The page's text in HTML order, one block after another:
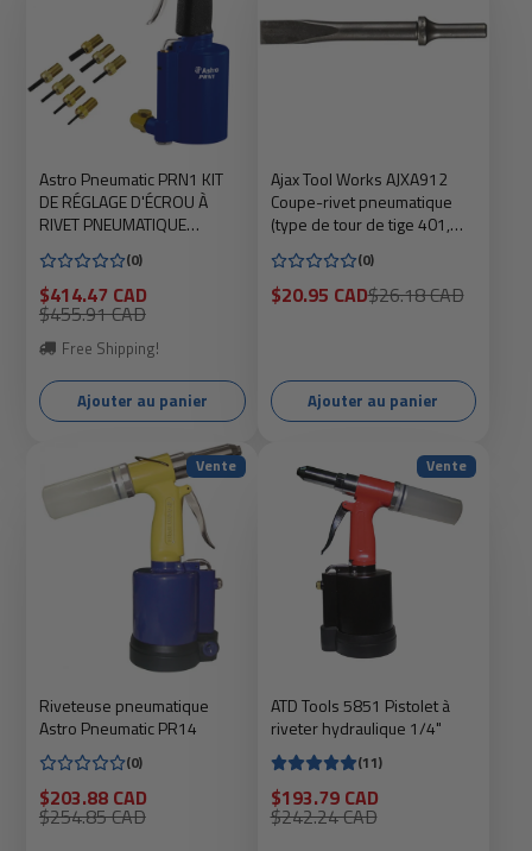
Astro Pneumatic PRN1 KIT
DE RÉGLAGE D'ÉCROU À
RIVET PNEUMATIQUE
ET SAE : M4, M5, M6, M8,
M10, 1/4", 5/16", 3/8"
(0)
Prix
soldé
$414.47 CAD
Prix
habituel
$455.91 CAD
Free Shipping!
Ajouter au panier
Ajax Tool Works AJXA912
Coupe-rivet pneumatique
(type de tour de tige 401,
longueur 5-3/4")
(0)
Prix
soldé
$20.95 CADPrix
habituel
$26.18 CAD
Ajouter au panier
Vente
Riveteuse pneumatique
Astro Pneumatic PR14
(0)
Prix
soldé
$203.88 CAD
Prix
habituel
$254.85 CAD
Vente
ATD Tools 5851 Pistolet à
riveter hydraulique 1/4"
(11)
Prix
soldé
$193.79 CAD
Prix
habituel
$242.24 CAD